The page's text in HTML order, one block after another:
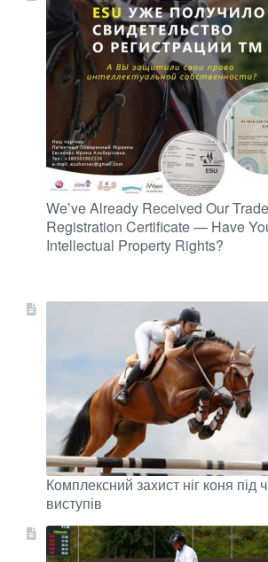
We’ve Already Received Our
Registration Certificate — Have
Intellectual Property Rights?
Комплексний захист ніг коня під
виступів